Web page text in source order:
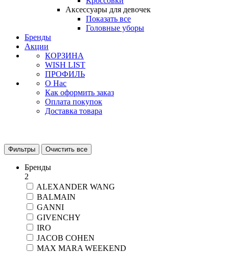
Аксессуары для девочек
Показать все
Головные уборы
Бренды
Акции
КОРЗИНА
WISH LIST
ПРОФИЛЬ
О Нас
Как оформить заказ
Оплата покупок
Доставка товара
Фильтры Очистить все
Бренды
2
ALEXANDER WANG
BALMAIN
GANNI
GIVENCHY
IRO
JACOB COHEN
MAX MARA WEEKEND